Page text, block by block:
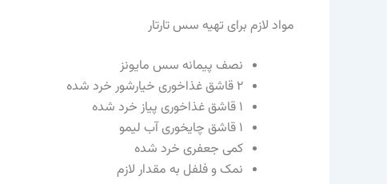
مواد لازم برای تهیه سس تارتار
نصف پیمانه سس مایونز
۲ قاشق غذاخوری خیارشور خرد شده
۱ قاشق غذاخوری پیاز خرد شده
۱ قاشق چایخوری آب لیمو
کمی جعفری خرد شده
نمک و فلفل به مقدار لازم